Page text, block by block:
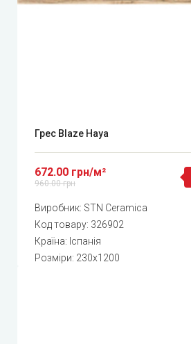
Грес Blaze Haya
672.00 грн/м²
960.00 грн
Виробник: STN Ceramica
Код товару: 326902
Країна: Іспанія
Розміри: 230x1200